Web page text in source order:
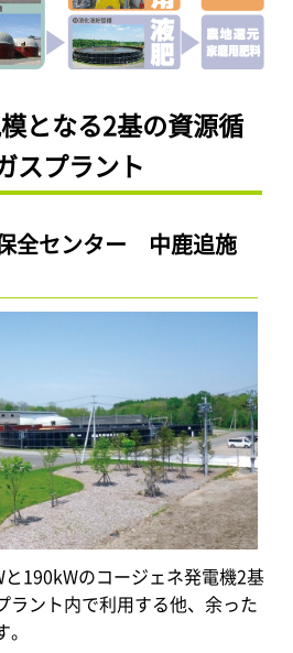
となる2基の資源循
スプラント
全センター 中鹿追施
と190kWのコージェネ発電機2基
ラント内で利用する他、余った